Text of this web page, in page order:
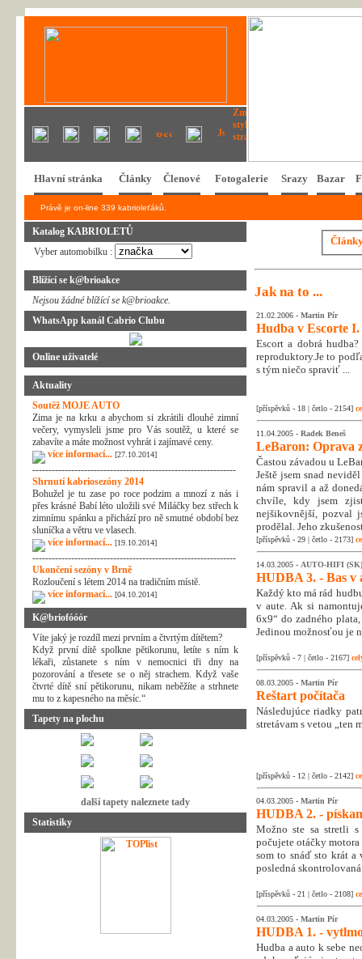
Hlavní stránka Články Členové Fotogalerie Srazy Bazar
Právě je on-line 339 kabrioleťáků.
Katalog KABRIOLETŮ
Vyber automobilku :
Blížící se k@brioakce
Nejsou žádné blížící se k@brioakce.
WhatsApp kanál Cabrio Clubu
Online uživatelé
Aktuality
Soutěž MOJE AUTO
Zima je na krku a abychom si zkrátili dlouhé zimní
večery, vymysleli jsme pro Vás soutěž, u které se
zabavíte a máte možnost vyhrát i zajímavé ceny.
více informací... [27.10.2014]
---------------------------------------------------------------
Shrnutí kabriosezóny 2014
Bohužel je tu zase po roce podzim a mnozí z nás i
přes krásné Babí léto uložili své Miláčky bez střech k
zimnímu spánku a přichází pro ně smutné období bez
sluníčka a větru ve vlasech.
více informací... [19.10.2014]
---------------------------------------------------------------
Ukončení sezóny v Brně
Rozloučení s létem 2014 na tradičním místě.
více informací... [04.10.2014]
K@briofóóór
Víte jaký je rozdíl mezi prvním a čtvrtým dítětem?
Když první dítě spolkne pětikorunu, letíte s ním k
lékaři, zůstanete s ním v nemocnici tři dny na
pozorování a třesete se o něj strachem. Když vaše
čtvrté dítě sní pětikorunu, nikam neběžíte a strhnete
mu to z kapesného na měsíc.“
Tapety na plochu
další tapety naleznete tady
Statistiky
Jak na to ...
21.02.2006 - Martin Pír
Hudba v Escorte I.
Escort a dobrá
reproduktory.Je to
s tým niečo spraviť ...
[příspěvků - 18 | četlo - 2154]
11.04.2005 - Radek Beneš
LeBaron: Oprava
Častou závadou u
Ještě jsem snad
nám spravil a až
chvíle, kdy jsem
nejšikovnější, pozval
prodělal. Jeho
[příspěvků - 29 | četlo - 2173]
14.03.2005 - AUTO-HIFI (SK)
HUDBA 3. - Bas v
Každý kto má rád
v aute. Ak si
6x9“ do zadného
Jedinou možnosťou je
[příspěvků - 7 | četlo - 2167]
08.03.2005 - Martin Pír
Reštart počítača
Následujúce riadky
stretávam s vetou „ten
[příspěvků - 12 | četlo - 2142]
04.03.2005 - Martin Pír
HUDBA 2. -
Možno ste sa stretli s
počujete otáčky
som to snáď sto krát
posledná
[příspěvků - 21 | četlo - 2108]
04.03.2005 - Martin Pír
HUDBA 1. -
Hudba a auto k sebe